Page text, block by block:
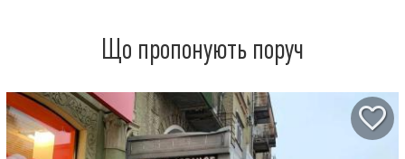
Що пропонують поруч